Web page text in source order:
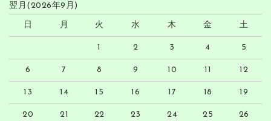
翌月(2026年9月)
日 月 火 水 木 金 土
1 2 3 4 5
6 7 8 9 10 11 12
13 14 15 16 17 18 19
20 21 22 23 24 25 26